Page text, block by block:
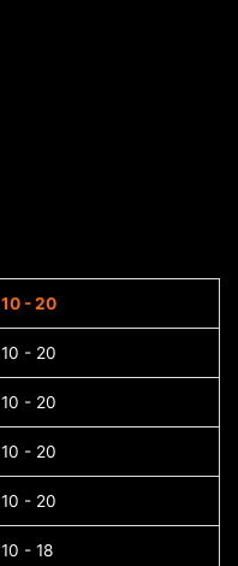
10 - 20
10 - 20
10 - 20
10 - 20
10 - 20
10 - 18